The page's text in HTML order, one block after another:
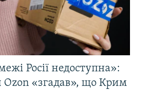
Росії недоступна»:
Ozon «згадав», що Крим